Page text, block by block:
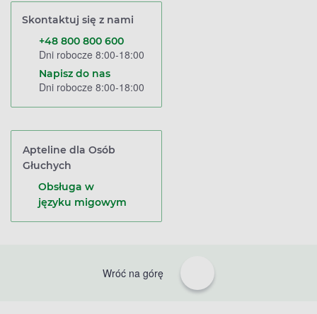
Skontaktuj się z nami
+48 800 800 600
Dni robocze 8:00-18:00
Napisz do nas
Dni robocze 8:00-18:00
Apteline dla Osób
Głuchych
Obsługa w
języku migowym
Wróć na górę